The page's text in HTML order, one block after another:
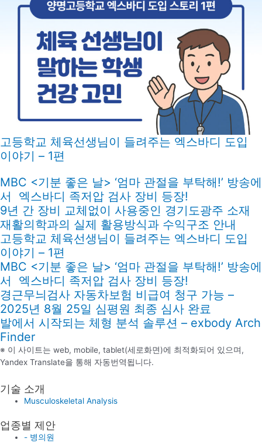
고등학교 체육선생님이 들려주는 엑스바디 도입
이야기 – 1편
MBC <기분 좋은 날> ‘엄마 관절을 부탁해!’ 방송에
서 엑스바디 족저압 검사 장비 등장!
9년 간 장비 교체없이 사용중인 경기도광주 소재
재활의학과의 실제 활용방식과 수익구조 안내
고등학교 체육선생님이 들려주는 엑스바디 도입
이야기 – 1편
MBC <기분 좋은 날> ‘엄마 관절을 부탁해!’ 방송에
서 엑스바디 족저압 검사 장비 등장!
경근무늬검사 자동차보험 비급여 청구 가능 –
2025년 8월 25일 심평원 최종 심사 완료
발에서 시작되는 체형 분석 솔루션 – exbody Arch
Finder
※ 이 사이트는 web, mobile, tablet(세로화면)에 최적화되어 있으며,
Yandex Translate을 통해 자동번역됩니다.
기술 소개
Musculoskeletal Analysis
업종별 제안
- 병의원